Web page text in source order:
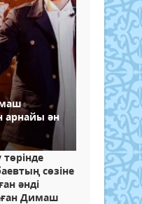
арнайы ән
сөзіне
әнді
Димаш